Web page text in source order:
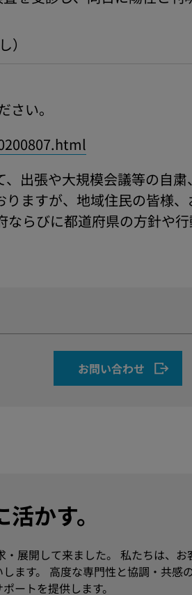
い。
出張や大規模会議等の自
ますが、地域住民の皆様
らびに都道府県の方針や行
お問い合わせ
かす。
展開して来ました。 私たちは、お
ます。 高度な専門性と協調・共感
ートを提供します。